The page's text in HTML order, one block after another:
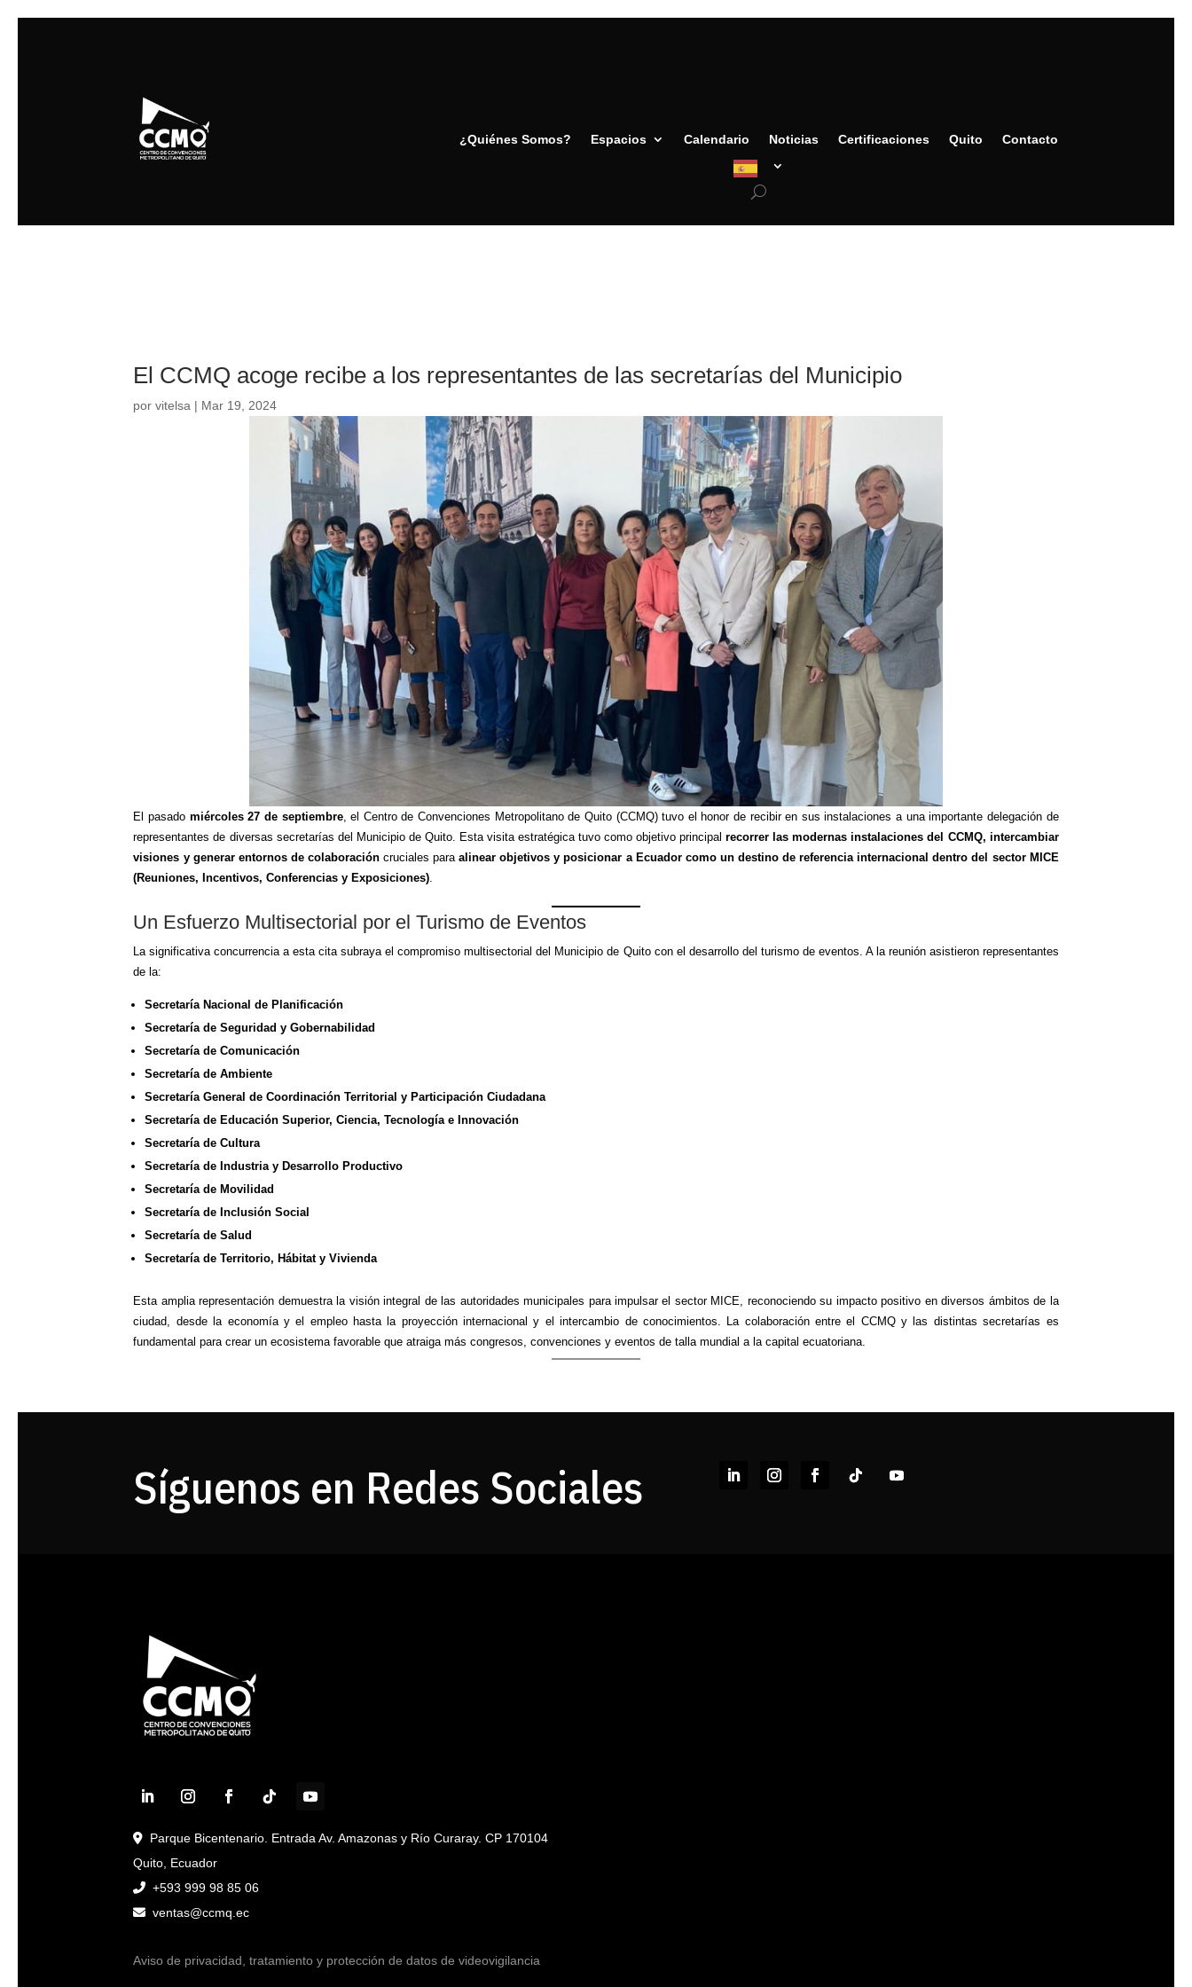
¿Quiénes Somos? Espacios Calendario Noticias Certificaciones Quito Contacto
El CCMQ acoge recibe a los representantes de las secretarías del Municipio
porvitelsa | Mar 19, 2024
El pasado miércoles 27 de septiembre, el Centro de Convenciones Metropolitano de Quito (CCMQ) tuvo el honor de recibir en sus instalaciones a una importante delegación de
representantes de diversas secretarías del Municipio de Quito. Esta visita estratégica tuvo como objetivo principalrecorrer las modernas instalaciones del CCMQ, intercambiar
visiones y generar entornos de colaboracióncruciales paraalinear objetivos y posicionar a Ecuador como un destino de referencia internacional dentro del sector MICE
(Reuniones, Incentivos, Conferencias y Exposiciones).
Un Esfuerzo Multisectorial por el Turismo de Eventos
La significativa concurrencia a esta cita subraya el compromiso multisectorial del Municipio de Quito con el desarrollo del turismo de eventos. A la reunión asistieron representantes
de la:
Secretaría Nacional de Planificación
Secretaría de Seguridad y Gobernabilidad
Secretaría de Comunicación
Secretaría de Ambiente
Secretaría General de Coordinación Territorial y Participación Ciudadana
Secretaría de Educación Superior, Ciencia, Tecnología e Innovación
Secretaría de Cultura
Secretaría de Industria y Desarrollo Productivo
Secretaría de Movilidad
Secretaría de Inclusión Social
Secretaría de Salud
Secretaría de Territorio, Hábitat y Vivienda
Esta amplia representación demuestra la visión integral de las autoridades municipales para impulsar el sector MICE, reconociendo su impacto positivo en diversos ámbitos de la
ciudad, desde la economía y el empleo hasta la proyección internacional y el intercambio de conocimientos. La colaboración entre el CCMQ y las distintas secretarías es
fundamental para crear un ecosistema favorable que atraiga más congresos, convenciones y eventos de talla mundial a la capital ecuatoriana.
Síguenos en Redes Sociales
Parque Bicentenario. Entrada Av. Amazonas y Río Curaray. CP 170104
Quito, Ecuador
+593 999 98 85 06
ventas@ccmq.ec
Aviso de privacidad, tratamiento y protección de datos de videovigilancia